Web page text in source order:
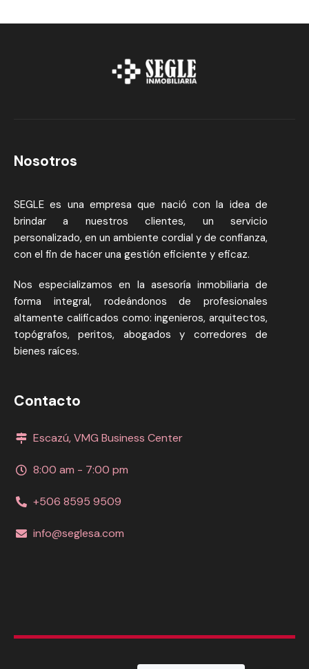
Nosotros
SEGLE es una empresa que nació con la idea de
brindar a nuestros clientes, un servicio
personalizado, en un ambiente cordial y de confianza,
con el fin de hacer una gestión eficiente y eficaz.
Nos especializamos en la asesoría inmobiliaria de
forma integral, rodeándonos de profesionales
altamente calificados como: ingenieros, arquitectos,
topógrafos, peritos, abogados y corredores de
bienes raíces.
Contacto
Escazú, VMG Business Center
8:00 am - 7:00 pm
+506 8595 9509
info@seglesa.com